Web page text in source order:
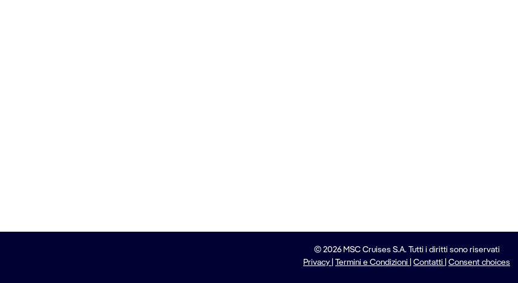
© 2026 MSC Cruises S.A. Tutti i diritti sono riservati
Privacy
Termini e Condizioni Contatti Consent choices